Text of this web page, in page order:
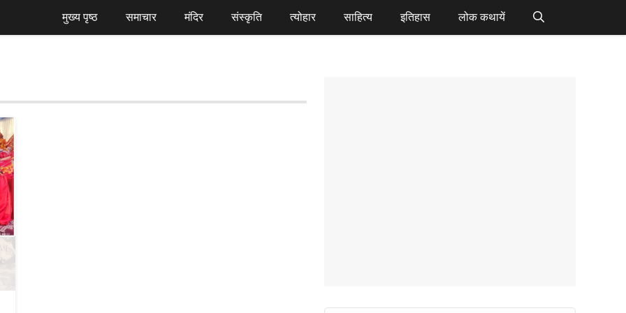
मुख्य पृष्ठ समाचार मंदिर संस्कृति त्योहार साहित्य इतिहास लोक कथायें